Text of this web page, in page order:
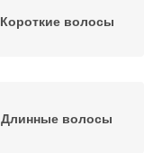
Короткие волосы
Длинные волосы